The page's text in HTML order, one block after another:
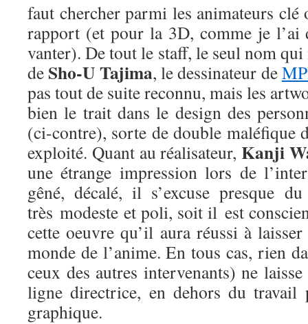
faut chercher parmi les animateurs
rapport (et pour la 3D, comme je l’ai
vanter). De tout le staff, le seul nom
de Sho-U Tajima, le dessinateur de
pas tout de suite reconnu, mais les
bien le trait dans le design des
(ci-contre), sorte de double maléfique
exploité. Quant au réalisateur, Kanji
une étrange impression lors de
gêné, décalé, il s’excuse presque
très modeste et poli, soit il est
cette oeuvre qu’il aura réussi à
monde de l’anime. En tous cas, rien
ceux des autres intervenants) ne
ligne directrice, en dehors du travail
graphique.